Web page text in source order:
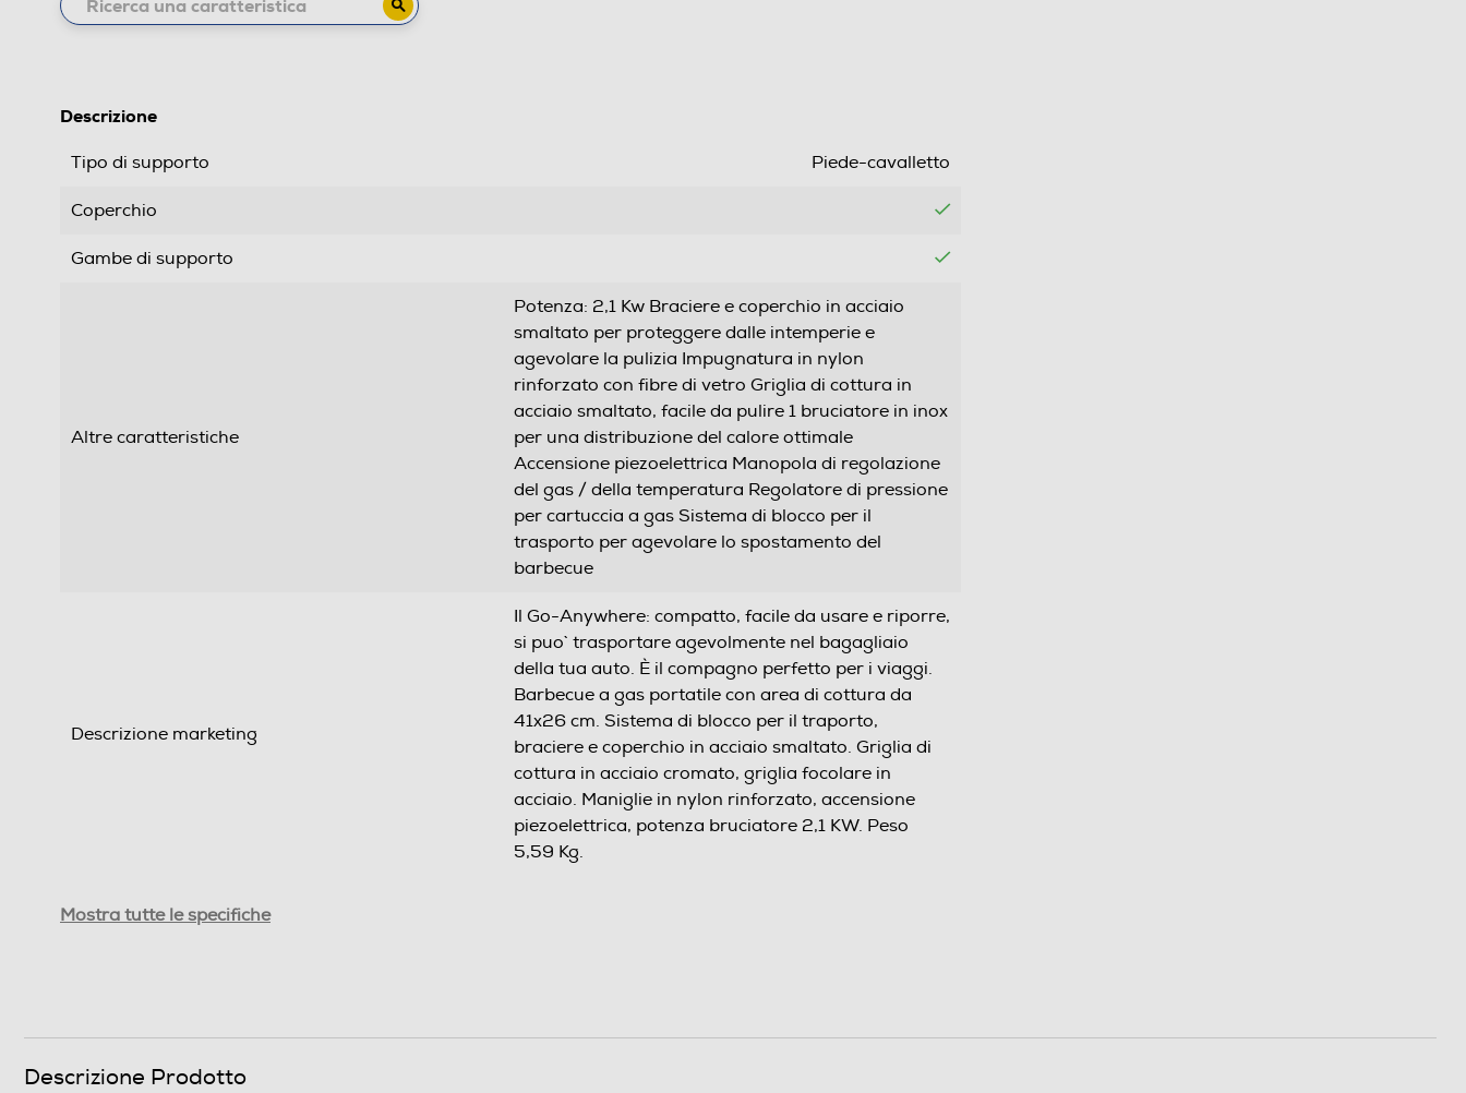
Descrizione
Tipo di supporto Piede-cavalletto
Coperchio
Gambe di supporto
Altre caratteristiche
Potenza: 2,1 Kw Braciere e coperchio in acciaio
smaltato per proteggere dalle intemperie e
agevolare la pulizia Impugnatura in nylon
rinforzato con fibre di vetro Griglia di cottura in
acciaio smaltato, facile da pulire 1 bruciatore in inox
per una distribuzione del calore ottimale
Accensione piezoelettrica Manopola di regolazione
del gas / della temperatura Regolatore di pressione
per cartuccia a gas Sistema di blocco per il
trasporto per agevolare lo spostamento del
barbecue
Descrizione marketing
Il Go-Anywhere: compatto, facile da usare e riporre,
si puo` trasportare agevolmente nel bagagliaio
della tua auto. È il compagno perfetto per i viaggi.
Barbecue a gas portatile con area di cottura da
41x26 cm. Sistema di blocco per il traporto,
braciere e coperchio in acciaio smaltato. Griglia di
cottura in acciaio cromato, griglia focolare in
acciaio. Maniglie in nylon rinforzato, accensione
piezoelettrica, potenza bruciatore 2,1 KW. Peso
5,59 Kg.
Dimensioni - Peso
Mostra tutte le specifiche
Descrizione Prodotto